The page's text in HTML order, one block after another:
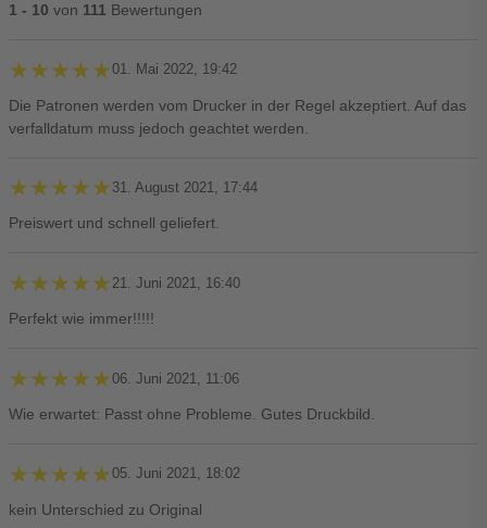
1 - 10 von 111 Bewertungen
★★★★★
★★★★★01. Mai 2022, 19:42
Die Patronen werden vom Drucker in der Regel akzeptiert. Auf das
verfalldatum muss jedoch geachtet werden.
★★★★★
★★★★★ 31. August 2021, 17:44
Preiswert und schnell geliefert.
★★★★★
★★★★★ 21. Juni 2021, 16:40
Perfekt wie immer!!!!!
★★★★★
★★★★★06. Juni 2021, 11:06
Wie erwartet: Passt ohne Probleme. Gutes Druckbild.
★★★★★
★★★★★05. Juni 2021, 18:02
kein Unterschied zu Original